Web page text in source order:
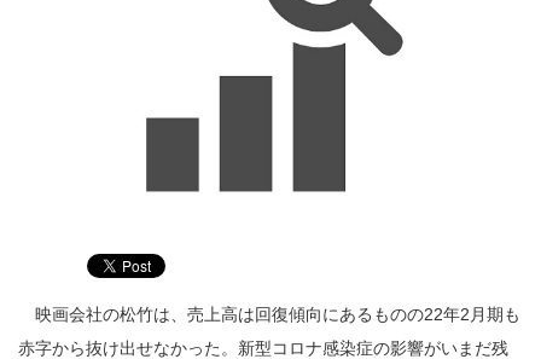
映画会社の松竹は、売上高は回復傾向にあるものの22年2月期も
赤字から抜け出せなかった。新型コロナ感染症の影響がいまだ残